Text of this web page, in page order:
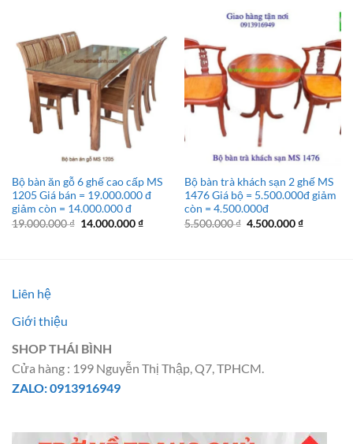
Bộ bàn ăn gỗ 6 ghế cao cấp MS
1205 Giá bán = 19.000.000 đ
giảm còn = 14.000.000 đ
19.000.000₫ Giá
14.000.000₫Giá
Bộ bàn trà khách sạn 2 ghế MS
1476 Giá bộ = 5.500.000đ giảm
còn = 4.500.000đ
5.500.000₫ Giá
4.500.000₫Giá
Liên hệ
Giới thiệu
SHOP THÁI BÌNH
Cửa hàng : 199 Nguyễn Thị Thập, Q7, TPHCM.
ZALO: 0913916949